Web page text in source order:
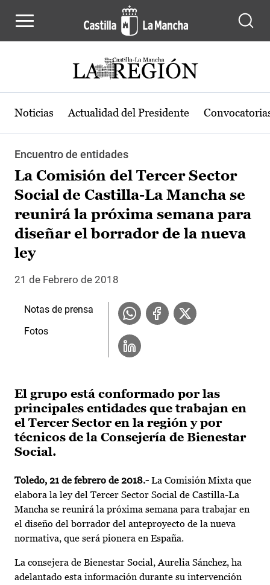
Noticias Actualidad del Presidente
Encuentro de entidades
La Comisión del Tercer Sector
Social de Castilla-La Mancha se
reunirá la próxima semana para
diseñar el borrador de la nueva
ley
21 de Febrero de 2018
El grupo está conformado por las
principales entidades que trabajan en
el Tercer Sector en la región y por
técnicos de la Consejería de Bienestar
Social.
Toledo, 21 de febrero de 2018.- La Comisión Mixta que
elabora la ley del Tercer Sector Social de Castilla-La
Mancha se reunirá la próxima semana para trabajar en
el diseño del borrador del anteproyecto de la nueva
normativa, que será pionera en España.
La consejera de Bienestar Social, Aurelia Sánchez, ha
adelantado esta información durante su intervención
Notas de prensa
Fotos